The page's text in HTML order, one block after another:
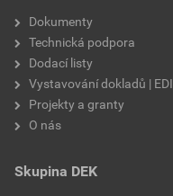
Dokumenty
Technická podpora
Dodací listy
Vystavování dokladů | EDI
Projekty a granty
O nás
Skupina DEK